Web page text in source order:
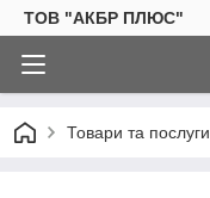
ТОВ "АКБР ПЛЮС"
Товари та послуги